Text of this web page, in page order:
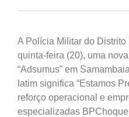
A Polícia Militar do
quinta-feira (20), uma
“Adsumus” em
latim significa “Estamos
reforço operacional e
especializadas